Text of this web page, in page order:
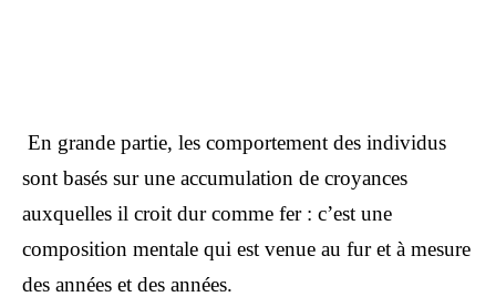
En grande partie, les comportement des individus
sont basés sur une accumulation de croyances
auxquelles il croit dur comme fer : c’est une
composition mentale qui est venue au fur et à mesure
des années et des années.